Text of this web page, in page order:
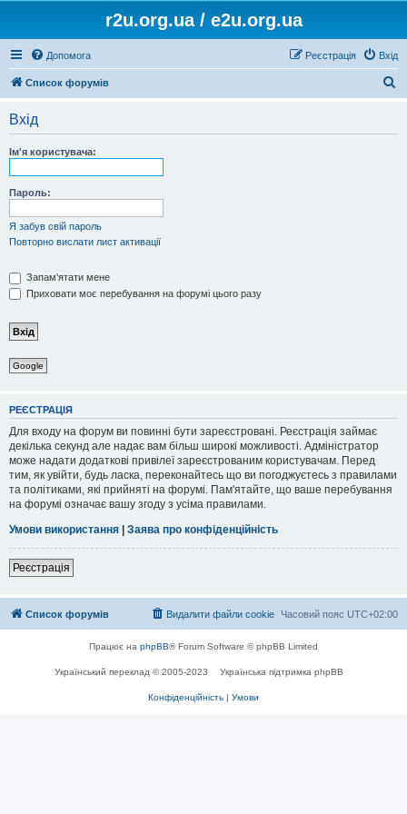
r2u.org.ua / e2u.org.ua
Допомога Вхід
Реєстрація
Список форумів
Вхід
Ім'я користувача:
Пароль:
Я забув свій пароль
Повторно вислати лист активації
Запам'ятати мене
Приховати моє перебування на форумі цього разу
Google
РЕЄСТРАЦІЯ
Для входу на форум ви повинні бути зареєстровані. Реєстрація займає
декілька секунд але надає вам більш широкі можливості. Адміністратор
може надати додаткові привілеї зареєстрованим користувачам. Перед
тим, як увійти, будь ласка, переконайтесь що ви погоджуєтесь з правилами
та політиками, які прийняті на форумі. Пам'ятайте, що ваше перебування
на форумі означає вашу згоду з усіма правилами.
Умови використання | Заява про конфіденційність
Реєстрація
Список форумів Часовий пояс UTC+02:00
Видалити файли cookie
Працює на phpBB® Forum Software © phpBB Limited
Український переклад © 2005-2023 Українська підтримка phpBB
Конфіденційність | Умови